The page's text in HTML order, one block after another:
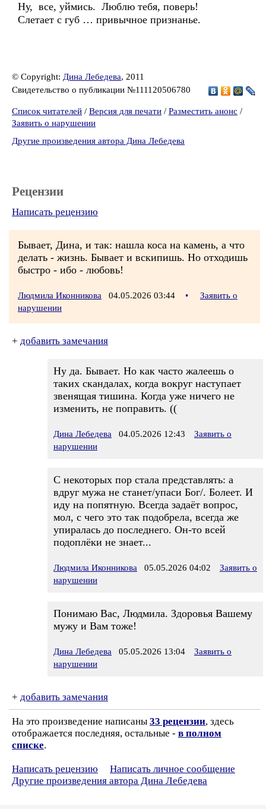
Ну, все, уймись. Люблю тебя, поверь!
Слетает с губ … привычное признанье.
© Copyright: Дина Лебедева, 2011
Свидетельство о публикации №111120506780
Список читателей / Версия для печати / Разместить анонс /
Заявить о нарушении
Другие произведения автора Дина Лебедева
Рецензии
Написать рецензию
Бывает, Дина, и так: нашла коса на камень, а что
делать - жизнь. Бывает и вскипишь. Но отходишь
быстро - ибо - любовь!
Людмила Иконникова 04.05.2026 03:44 •
Заявить о
нарушении
+ добавить замечания
Ну да. Бывает. Но как часто жалеешь о
таких скандалах, когда вокруг наступает
звенящая тишина. Когда уже ничего не
изменить, не поправить. ((
Дина Лебедева 04.05.2026 12:43
Заявить о
нарушении
С некоторых пор стала представлять: а
вдруг мужа не станет/упаси Бог/. Болеет. И
иду на попятную. Всегда задаёт вопрос,
мол, с чего это так подобрела, всегда же
упиралась до последнего. Он-то всей
подоплёки не знает...
Людмила Иконникова 05.05.2026 04:02
Заявить о
нарушении
Понимаю Вас, Людмила. Здоровья Вашему
мужу и Вам тоже!
Дина Лебедева 05.05.2026 13:04
Заявить о
нарушении
+ добавить замечания
На это произведение написаны 33 рецензии, здесь
отображается последняя, остальные - в полном
списке.
Написать рецензию
Написать личное сообщение
Другие произведения автора Дина Лебедева